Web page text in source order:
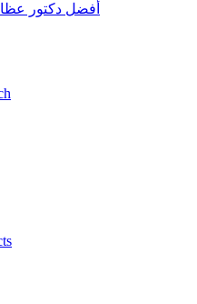
أفضل دكتور عظام